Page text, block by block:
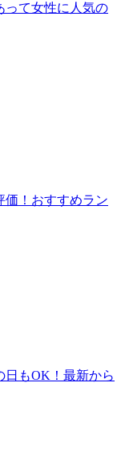
って女性に人気の
価！おすすめラン
日もOK！最新から